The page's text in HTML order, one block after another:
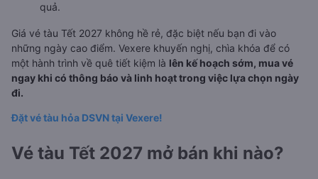
quả.
Giá vé tàu Tết 2027 không hề rẻ, đặc biệt nếu bạn đi vào
những ngày cao điểm. Vexere khuyến nghị, chìa khóa để có
một hành trình về quê tiết kiệm là lên kế hoạch sớm, mua vé
ngay khi có thông báo và linh hoạt trong việc lựa chọn ngày
đi.
Đặt vé tàu hỏa DSVN tại Vexere!
Vé tàu Tết 2027 mở bán khi nào?